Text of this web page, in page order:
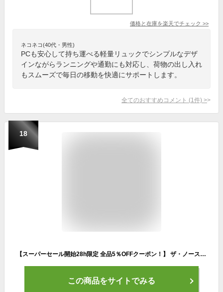
価格と在庫を楽天でチェック >>
ネコネコ(40代・男性)
PCも安心して持ち運べる軽量リュックでシンプルなデザ
インながらランニングや通勤にも対応し、荷物の出し入れ
もスムーズで毎日の移動を快適にサポートします。
全てのおすすめコメント (1 件) >
18
【スーパーセール開始28h限定 全品5％OFFクーポン！】 ザ・ノース・フェイス THE NORTH FACE アウトドア ワンマイル22 リュック かばん バックパック デイパック 22L ランニング 軽量 シンプル ファスナー式 PC収納可能 サイドメッシュポケット フィット NM62460
この商品をサイトでみる